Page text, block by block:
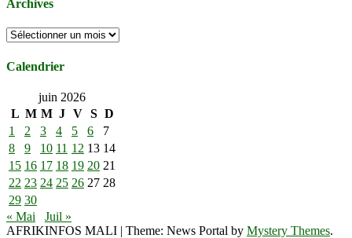
Archives
Archives
Calendrier
juin 2026
L M M J V S D
1
2 3 4 5 6
7
8
9 10 11 12 13 14
15 16 17 18 19 20 21
22 23 24 25 26 27 28
29 30
« Mai
Juil »
AFRIKINFOS MALI | Theme: News Portal by Mystery Themes.